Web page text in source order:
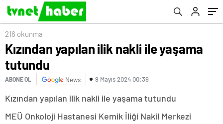
216 okunma
Kızından yapılan ilik nakli ile yaşama
tutundu
ABONE OL News 9 Mayıs 2024 00:39
Kızından yapılan ilik nakli ile yaşama tutundu
MEÜ Onkoloji Hastanesi Kemik İliği Nakil Merkezi